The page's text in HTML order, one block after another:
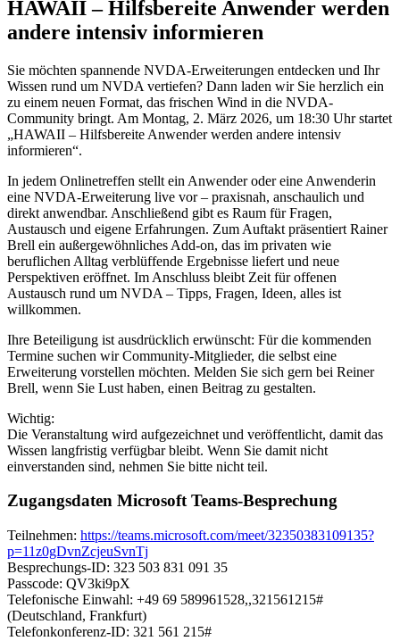
HAWAII – Hilfsbereite Anwender werden
andere intensiv informieren
Sie möchten spannende NVDA-Erweiterungen entdecken und Ihr
Wissen rund um NVDA vertiefen? Dann laden wir Sie herzlich ein
zu einem neuen Format, das frischen Wind in die NVDA-
Community bringt. Am Montag, 2. März 2026, um 18:30 Uhr startet
„HAWAII – Hilfsbereite Anwender werden andere intensiv
informieren“.
In jedem Onlinetreffen stellt ein Anwender oder eine Anwenderin
eine NVDA-Erweiterung live vor – praxisnah, anschaulich und
direkt anwendbar. Anschließend gibt es Raum für Fragen,
Austausch und eigene Erfahrungen. Zum Auftakt präsentiert Rainer
Brell ein außergewöhnliches Add-on, das im privaten wie
beruflichen Alltag verblüffende Ergebnisse liefert und neue
Perspektiven eröffnet. Im Anschluss bleibt Zeit für offenen
Austausch rund um NVDA – Tipps, Fragen, Ideen, alles ist
willkommen.
Ihre Beteiligung ist ausdrücklich erwünscht: Für die kommenden
Termine suchen wir Community-Mitglieder, die selbst eine
Erweiterung vorstellen möchten. Melden Sie sich gern bei Reiner
Brell, wenn Sie Lust haben, einen Beitrag zu gestalten.
Wichtig:
Die Veranstaltung wird aufgezeichnet und veröffentlicht, damit das
Wissen langfristig verfügbar bleibt. Wenn Sie damit nicht
einverstanden sind, nehmen Sie bitte nicht teil.
Zugangsdaten Microsoft Teams-Besprechung
Teilnehmen: https://teams.microsoft.com/meet/32350383109135?
p=11z0gDvnZcjeuSvnTj
Besprechungs-ID: 323 503 831 091 35
Passcode: QV3ki9pX
Telefonische Einwahl: +49 69 589961528,,321561215#
(Deutschland, Frankfurt)
Telefonkonferenz-ID: 321 561 215#